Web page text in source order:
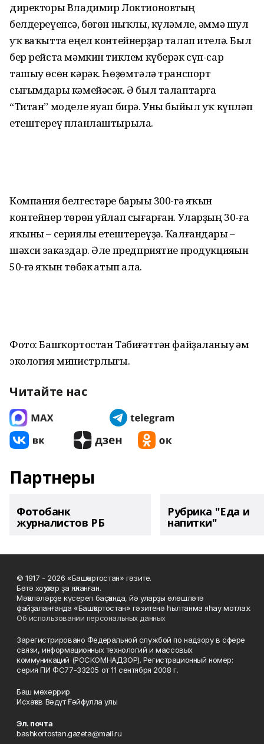
директоры Владимир Локтионовтың
белдереүенсә, бөгөн ныҡлы, күләмле, әммә шул
уҡ ваҡытта еңел контейнерҙар талап ителә. Был
бер рейста мәмкин тиклем күберәк сүп-сар
ташыу өсөн кәрәк. Һөҙөмтәлә транспорт
сығымдары кәмейәсәк. Ә был талаптарға
“Титан” моделе яуап бирә. Уны быйыл уҡ күпләп
етештереү планлаштырыла.
Компания белгестәре барыһы 300-гә яҡын
контейнер төрөн уйлап сығарған. Уларҙың 30-ға
яҡыны – сериялы етештереүҙә. Ҡалғандары –
шәхси заказдар. Әле предприятие продукцияһын
50-гә яҡын төбәк һатып ала.
Фото: Башҡортостан Тәбиғәттән файҙаланыу һәм
экология министрлығы.
Читайте нас
Партнеры
Фотобанк
журналистов РБ
Рубрика "Еда и
напитки"
© 1917 - 2026 «Башҡортостан» гәзите.
Бөтә хоҡуҡтар ҙа яҡланған.
Мәҡәләләрҙе күсереп баҫҡанда, йә уларҙы өлөшләтә
файҙаланғанда «Башҡортостан» гәзитенә һылтанма яһау мотлаҡ.
Об использовании персональных данных
Зарегистрировано Федеральной службой по надзору в сфере
связи, информационных технологий и массовых
коммуникаций (РОСКОМНАДЗОР). Регистрационный номер:
серия ПИ ФС77-33205 от 11 сентября 2008 г.
Баш мөхәррир
Исхаҡов Вәдүт Ғәйфулла улы
Эл. почта
bashkortostan.gazeta@mail.ru